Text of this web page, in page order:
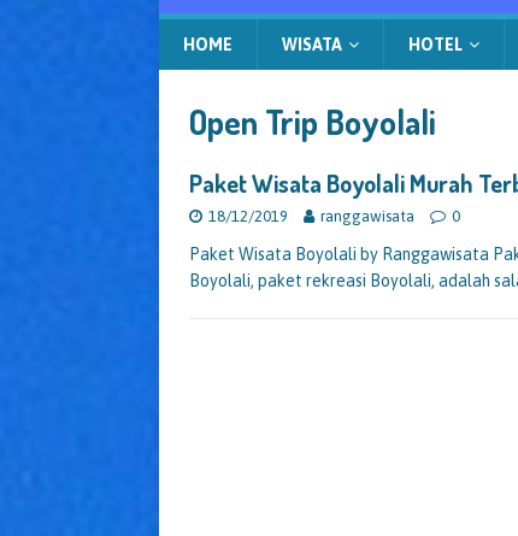
HOME WISATA HOTEL
Open Trip Boyolali
Paket Wisata Boyolali Murah
18/12/2019 ranggawisata 0
Paket Wisata Boyolali by Ranggawisata
Boyolali, paket rekreasi Boyolali, adalah